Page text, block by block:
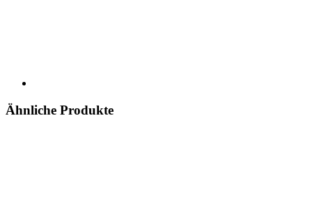
Ähnliche Produkte